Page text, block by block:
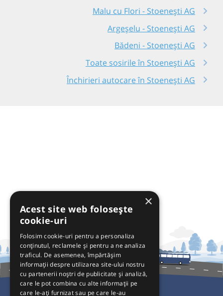
Malu cu Flori - Stoenești AG
Argeșelu - Stoenești AG
Bădeni - Stoenești AG
Toate sosirile în Stoenești AG
Închirieri autocare în Stoenești AG
×
Acest site web folosește
cookie-uri
Folosim cookie-uri pentru a personaliza
conținutul, reclamele și pentru a ne analiza
traficul. De asemenea, împărtășim
informații despre utilizarea site-ului nostru
cu partenerii noștri de publicitate și analiză,
care le pot combina cu alte informații pe
care le-ați furnizat sau pe care le-au